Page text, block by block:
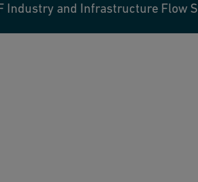
Industry and Infrastructure Flow